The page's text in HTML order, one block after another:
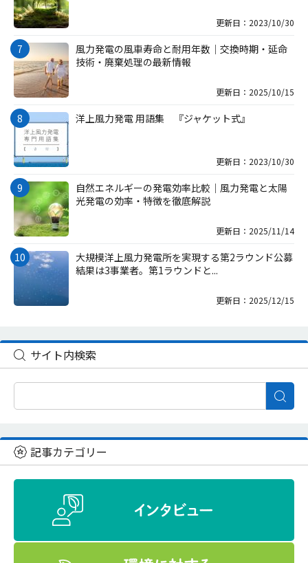
更新日：2023/10/30
風力発電の風車寿命と耐用年数｜交換時期・延命
技術・廃棄処理の最新情報
更新日：2025/10/15
洋上風力発電 用語集 『ジャケット式』
更新日：2023/10/30
自然エネルギーの発電効率比較｜風力発電と太陽
光発電の効率・特徴を徹底解説
更新日：2025/11/14
大規模洋上風力発電所を実現する第2ラウンド公募
結果は3事業者。第1ラウンドと...
更新日：2025/12/15
サイト内検索
記事カテゴリー